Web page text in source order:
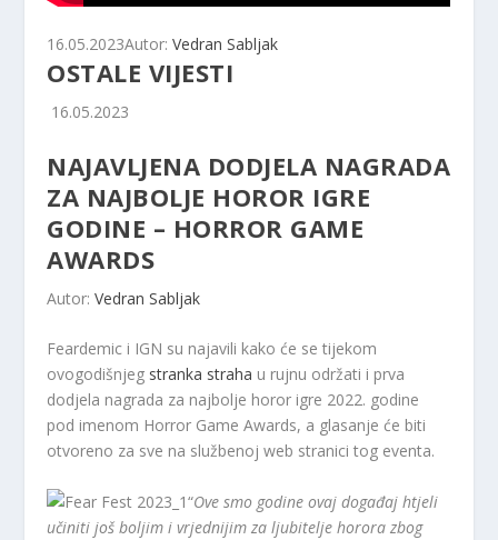
16.05.2023Autor:Vedran Sabljak
OSTALE VIJESTI
16.05.2023
NAJAVLJENA DODJELA NAGRADA
ZA NAJBOLJE HOROR IGRE
GODINE – HORROR GAME
AWARDS
Autor:Vedran Sabljak
Feardemic i IGN su najavili kako će se tijekom
ovogodišnjeg stranka straha u rujnu održati i prva
dodjela nagrada za najbolje horor igre 2022. godine
pod imenom Horror Game Awards, a glasanje će biti
otvoreno za sve na službenoj web stranici tog eventa.
“Ove smo godine ovaj događaj htjeli
učiniti još boljim i vrjednijim za ljubitelje horora zbog